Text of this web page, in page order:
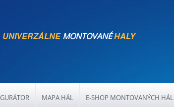
UNIVERZÁLNEMONTOVANÉHALY
MAPA HÁL E-SHOP MONTOVANÝCH HÁL